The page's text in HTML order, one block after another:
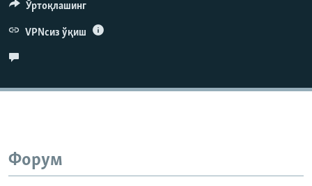
Ўртоқлашинг
VPNсиз ўқиш
Форум